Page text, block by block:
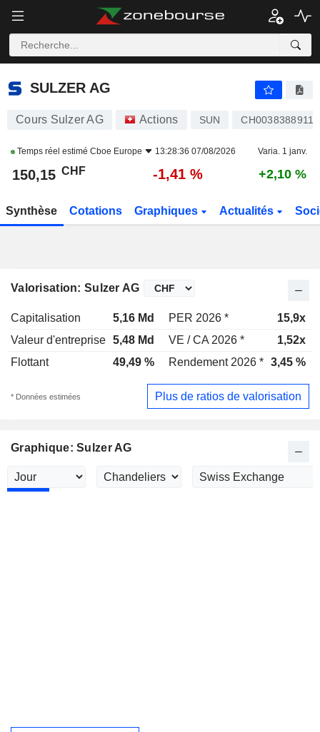
SULZER AG
SULZER AG
Cours Sulzer AG Actions SUN CH0038388911
Temps réel estimé Cboe Europe 13:28:36 07/08/2026 Varia. 1 janv.
150,15 CHF -1,41 % +2,10 %
Synthèse Cotations Graphiques Actualités
Valorisation: Sulzer AG
Capitalisation 5,16 Md PER 2026 *
15,9x
Valeur d'entreprise 5,48 Md VE / CA 2026 *
1,52x
Flottant
49,49 % Rendement 2026 * 3,45 %
* Données estimées Plus de ratios de valorisation
Graphique: Sulzer AG